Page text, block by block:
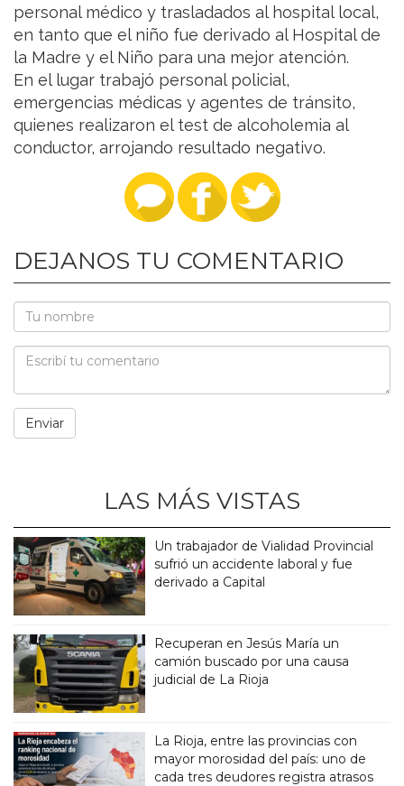
personal médico y trasladados al hospital local,
en tanto que el niño fue derivado al Hospital de
la Madre y el Niño para una mejor atención.
En el lugar trabajó personal policial,
emergencias médicas y agentes de tránsito,
quienes realizaron el test de alcoholemia al
conductor, arrojando resultado negativo.
DEJANOS TU COMENTARIO
LAS MÁS VISTAS
Un trabajador de Vialidad Provincial
sufrió un accidente laboral y fue
derivado a Capital
Recuperan en Jesús María un
camión buscado por una causa
judicial de La Rioja
La Rioja, entre las provincias con
mayor morosidad del país: uno de
cada tres deudores registra atrasos